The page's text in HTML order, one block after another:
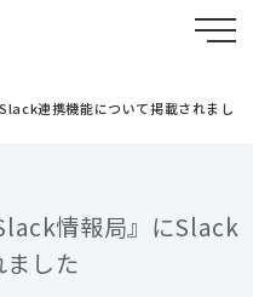
連携機能について掲載されまし
情報局』にSlack
した